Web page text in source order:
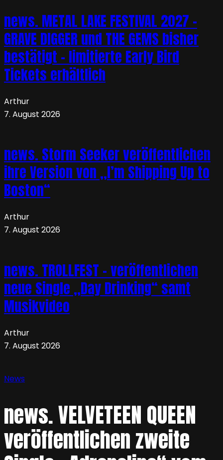
news. METAL LAKE FESTIVAL 2027 –
GRAVE DIGGER und THE GEMS bisher
bestätigt – limitierte Early Bird
Tickets erhältlich
Arthur
7. August 2026
news. Storm Seeker veröffentlichen
ihre Version von „I’m Shipping Up to
Boston“
Arthur
7. August 2026
news. TROLLFEST – veröffentlichen
neue Single „Day Drinking“ samt
Musikvideo
Arthur
7. August 2026
News
news. VELVETEEN QUEEN
veröffentlichen zweite